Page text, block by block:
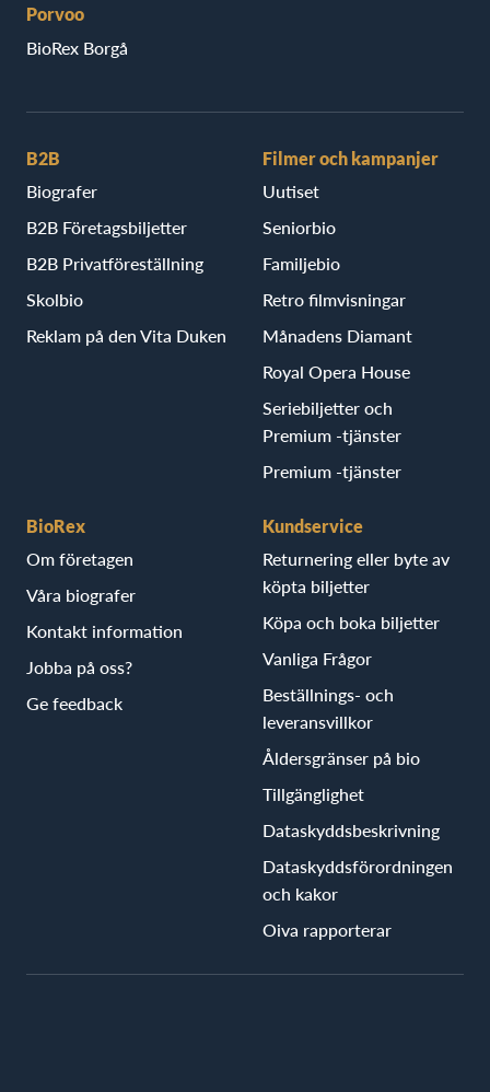
Porvoo
BioRex Borgå
B2B
Biografer
B2B Företagsbiljetter
B2B Privatföreställning
Skolbio
Reklam på den Vita Duken
Filmer och kampanjer
Uutiset
Seniorbio
Familjebio
Retro filmvisningar
Månadens Diamant
Royal Opera House
Seriebiljetter och
Premium -tjänster
Premium -tjänster
BioRex
Om företagen
Våra biografer
Kontakt information
Jobba på oss?
Ge feedback
Kundservice
Returnering eller byte av
köpta biljetter
Köpa och boka biljetter
Vanliga Frågor
Beställnings- och
leveransvillkor
Åldersgränser på bio
Tillgänglighet
Dataskyddsbeskrivning
Dataskyddsförordningen
och kakor
Oiva rapporterar